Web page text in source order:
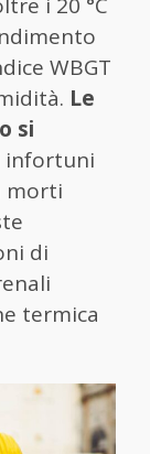
i 20 °C
WBGT
Le
si
infortuni
morti
di
termica